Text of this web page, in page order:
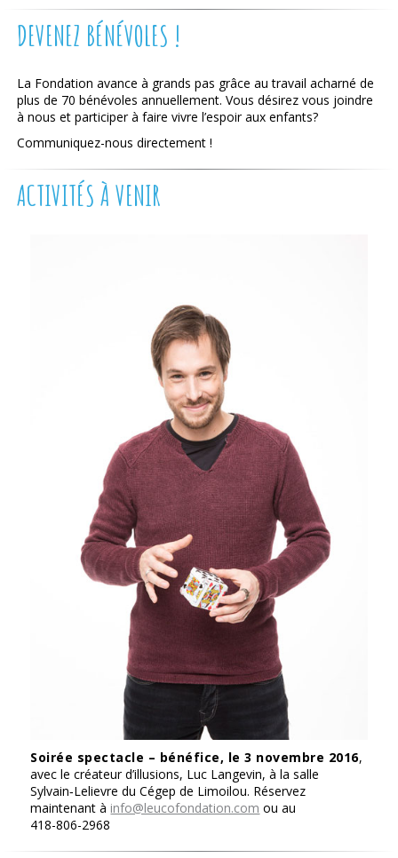
DEVENEZ BÉNÉVOLES !
La Fondation avance à grands pas grâce au travail acharné de
plus de 70 bénévoles annuellement. Vous désirez vous joindre
à nous et participer à faire vivre l’espoir aux enfants?
Communiquez-nous directement !
ACTIVITÉS À VENIR
Soirée spectacle – bénéfice, le 3 novembre 2016,
avec le créateur d’illusions, Luc Langevin, à la salle
Sylvain‑Lelievre du Cégep de Limoilou. Réservez
maintenant à info@leucofondation.com ou au
418-806-2968